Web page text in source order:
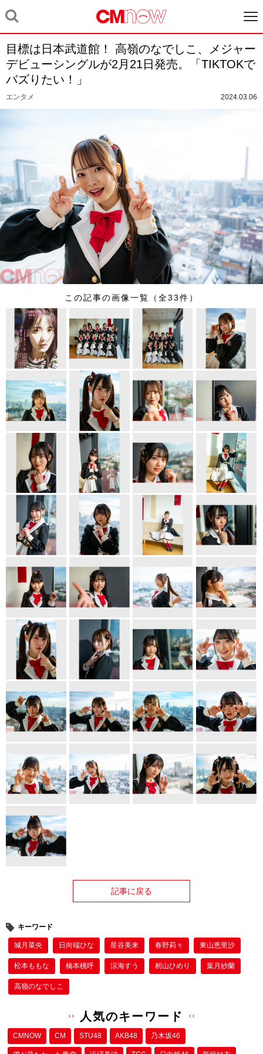
目標は日本武道館！ 高嶺のなでしこ、メジャー
デビューシングルが2月21日発売。「TIKTOKで
バズりたい！」
エンタメ 2024.03.06
この記事の画像一覧（全33件）
記事に戻る
キーワード
城月菜央 日向端ひな 星谷美来 春野莉々 東山恵里沙
松本ももな 橋本桃呼 涼海すう 籾山ひめり 葉月紗蘭
高嶺のなでしこ
人気のキーワード
CMNOW CM STU48 AKB48 乃木坂46